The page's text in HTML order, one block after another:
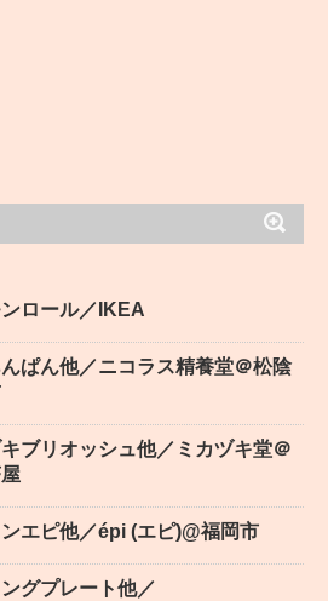
ロール／IKEA
ぱん他／ニコラス精養堂＠松陰
ブリオッシュ他／ミカヅキ堂＠
エピ他／épi (エピ)@福岡市
グプレート他／